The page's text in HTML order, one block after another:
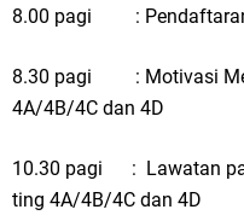
8.00 pagi :
8.30 pagi
: Motivasi
4A/4B/4C dan 4D
10.30 pagi : Lawatan
ting 4A/4B/4C dan 4D